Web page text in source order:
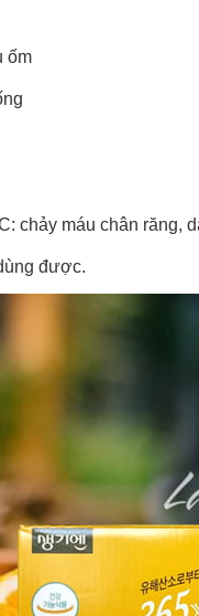
ốm
chảy máu chân răng,
được.